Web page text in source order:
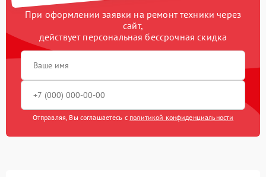
При оформлении заявки на ремонт техники через
сайт,
действует персональная бессрочная скидка
Отправляя, Вы соглашаетесь с политикой конфиденциальности